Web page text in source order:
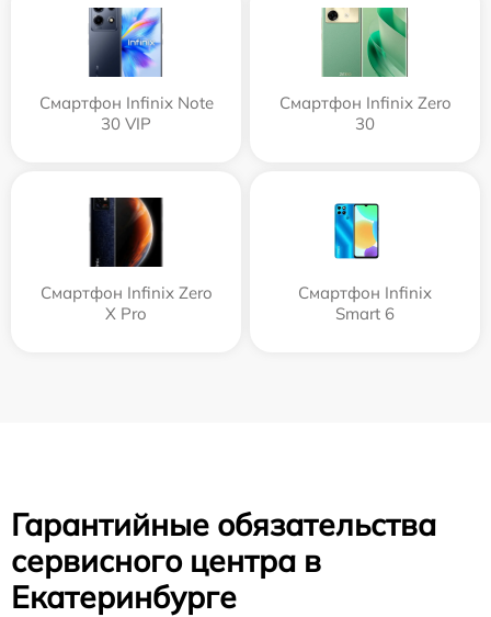
Смартфон Infinix Note
30 VIP
Смартфон Infinix Zero
30
Смартфон Infinix Zero
X Pro
Смартфон Infinix
Smart 6
Гарантийные обязательства
сервисного центра в
Екатеринбурге